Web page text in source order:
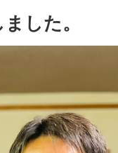
した。